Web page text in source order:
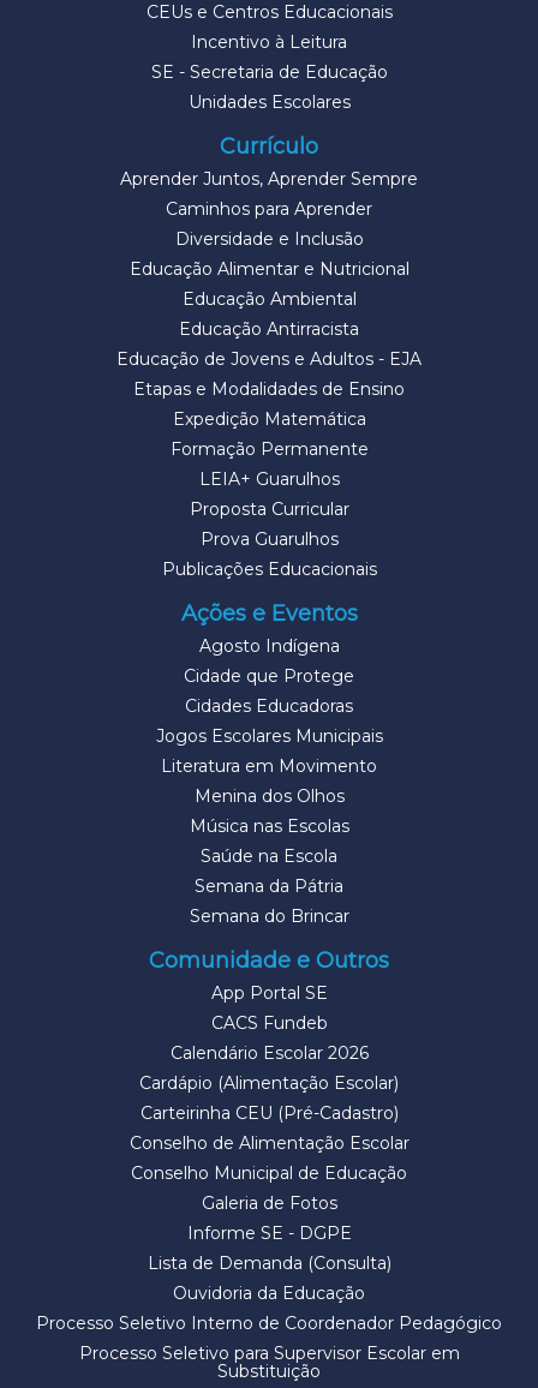
CEUs e Centros Educacionais
Incentivo à Leitura
SE - Secretaria de Educação
Unidades Escolares
Currículo
Aprender Juntos, Aprender Sempre
Caminhos para Aprender
Diversidade e Inclusão
Educação Alimentar e Nutricional
Educação Ambiental
Educação Antirracista
Educação de Jovens e Adultos - EJA
Etapas e Modalidades de Ensino
Expedição Matemática
Formação Permanente
LEIA+ Guarulhos
Proposta Curricular
Prova Guarulhos
Publicações Educacionais
Ações e Eventos
Agosto Indígena
Cidade que Protege
Cidades Educadoras
Jogos Escolares Municipais
Literatura em Movimento
Menina dos Olhos
Música nas Escolas
Saúde na Escola
Semana da Pátria
Semana do Brincar
Comunidade e Outros
App Portal SE
CACS Fundeb
Calendário Escolar 2026
Cardápio (Alimentação Escolar)
Carteirinha CEU (Pré-Cadastro)
Conselho de Alimentação Escolar
Conselho Municipal de Educação
Galeria de Fotos
Informe SE - DGPE
Lista de Demanda (Consulta)
Ouvidoria da Educação
Processo Seletivo Interno de Coordenador Pedagógico
Processo Seletivo para Supervisor Escolar em
Substituição